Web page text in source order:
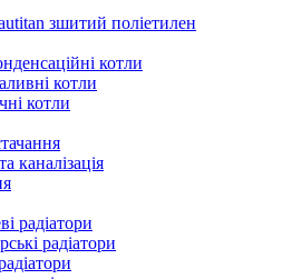
зшитий поліетилен
котли
котли
котли
каналізація
радіатори
радіатори